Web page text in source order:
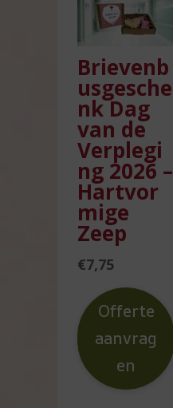
Brievenb
usgesche
nk Dag
van de
Verplegi
ng 2026 –
Hartvor
mige
Zeep
€7,75
Offerte
aanvrag
en